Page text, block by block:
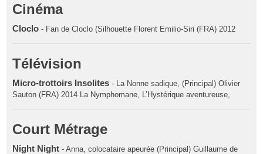
Cinéma
Cloclo - Fan de Cloclo (Silhouette Florent Emilio-Siri (FRA) 2012
Télévision
Micro-trottoirs Insolites - La Nonne sadique, (Principal) Olivier
Sauton (FRA) 2014 La Nymphomane, L’Hystérique aventureuse,
Court Métrage
Night Night- Anna, colocataire apeurée (Principal) Guillaume de